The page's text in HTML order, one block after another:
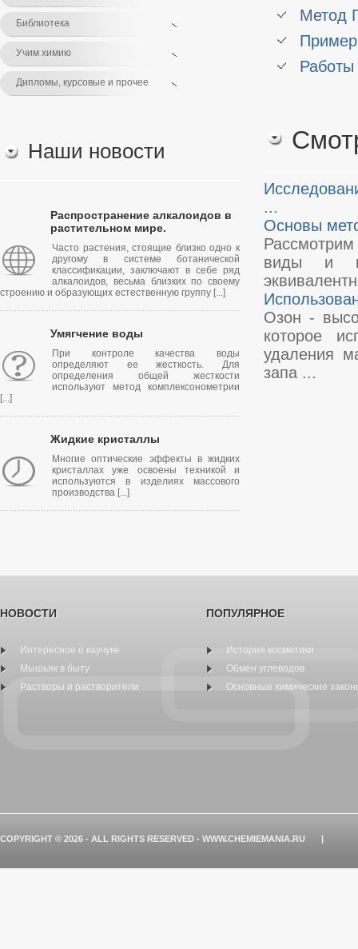
Библиотека
Учим химию
Дипломы, курсовые и прочее
Наши новости
Распространение алкалоидов в
растительном мире.
Часто растения, стоящие близко одно к
другому в системе ботанической
классификации, заключают в себе ряд
алкалоидов, весьма близких по своему
строению и образующих естественную группу [...]
Умягчение воды
При контроле качества воды
определяют ее жесткость. Для
определения общей жесткости
используют метод комплексонометрии
[...]
Жидкие кристаллы
Многие оптические эффекты в жидких
кристаллах уже освоены техникой и
используются в изделиях массового
производства [...]
Метод
Работы
...
Основы
Рассмотрим
виды и
Озон -
которое
удаления
запа ...
НОВОСТИ
Интересное о каучуке
Мышьяк в быту
Растворы и растворители
ПОПУЛЯРНОЕ
История косметики
Обмен углеводов
Основные химические
COPYRIGHT © 2026 - ALL RIGHTS RESERVED - WWW.CHEMIEMANIA.RU |